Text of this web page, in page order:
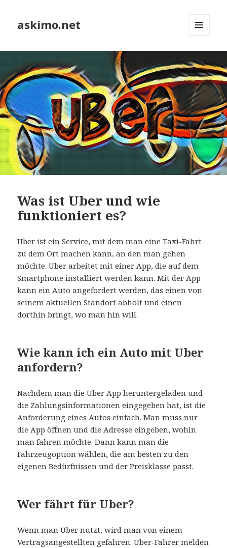
askimo.net
Was ist Uber und wie
funktioniert es?
Uber ist ein Service, mit dem man eine Taxi-Fahrt
zu dem Ort machen kann, an den man gehen
möchte. Uber arbeitet mit einer App, die auf dem
Smartphone installiert werden kann. Mit der App
kann ein Auto angefordert werden, das einen von
seinem aktuellen Standort abholt und einen
dorthin bringt, wo man hin will.
Wie kann ich ein Auto mit Uber
anfordern?
Nachdem man die Uber App heruntergeladen und
die Zahlungsinformationen eingegeben hat, ist die
Anforderung eines Autos einfach. Man muss nur
die App öffnen und die Adresse eingeben, wohin
man fahren möchte. Dann kann man die
Fahrzeugoption wählen, die am besten zu den
eigenen Bedürfnissen und der Preisklasse passt.
Wer fährt für Uber?
Wenn man Uber nutzt, wird man von einem
Vertragsangestellten gefahren. Uber-Fahrer melden